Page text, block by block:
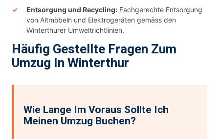
Entsorgung und Recycling: Fachgerechte Entsorgung
von Altmöbeln und Elektrogeräten gemäss den
Winterthurer Umweltrichtlinien.
Häufig Gestellte Fragen Zum
Umzug In Winterthur
Wie Lange Im Voraus Sollte Ich
Meinen Umzug Buchen?